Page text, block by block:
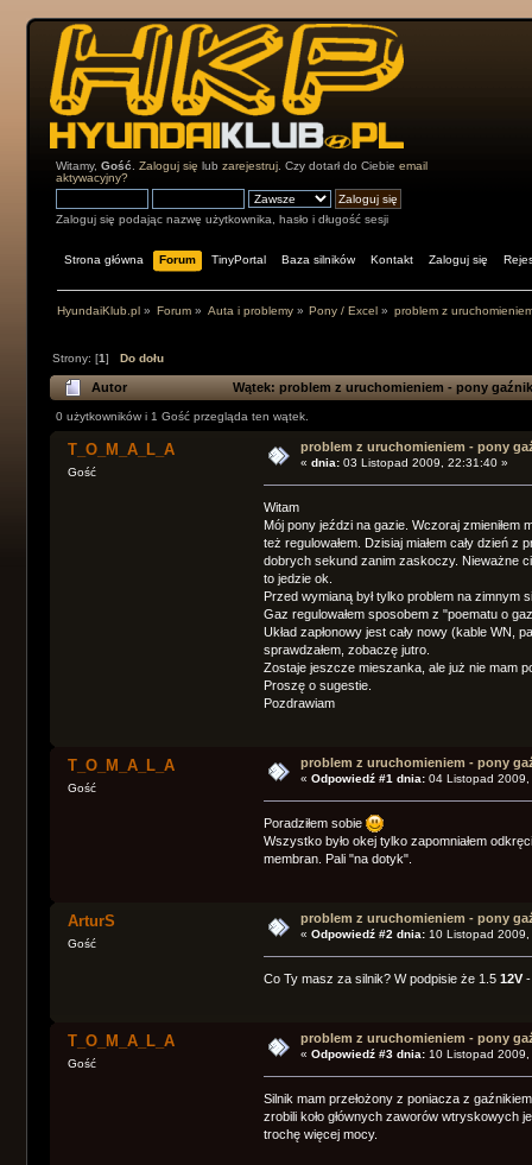
Witamy,Gość .Zaloguj się lubzarejestruj . Czy dotarł do Ciebieemail
aktywacyjny?
Zaloguj się podając nazwę użytkownika, hasło i długość sesji
Strona główna Forum TinyPortal Baza silników Kontakt Zaloguj się
HyundaiKlub.pl» Forum» Auta i problemy» Pony / Excel » problem z
Strony: [1] Do dołu
Autor Wątek: problem z uruchomieniem - pony
0 użytkowników i 1 Gość przegląda ten wątek.
T_O_M_A_L_A
Gość
problem z uruchomieniem - pony
«dnia: 03 Listopad 2009, 22:31:40 »
Witam
Mój pony jeździ na gazie. Wczoraj
też regulowałem. Dzisiaj miałem cały dzień
dobrych sekund zanim zaskoczy. Nieważne
to jedzie ok.
Przed wymianą był tylko problem na zimnym
Gaz regulowałem sposobem z "poematu o
Układ zapłonowy jest cały nowy (kable WN,
sprawdzałem, zobaczę jutro.
Zostaje jeszcze mieszanka, ale już nie mam
Proszę o sugestie.
Pozdrawiam
T_O_M_A_L_A
Gość
problem z uruchomieniem - pony
«Odpowiedź #1 dnia: 04 Listopad
Poradziłem sobie
Wszystko było okej tylko zapomniałem
membran. Pali "na dotyk".
ArturS
Gość
problem z uruchomieniem - pony
«Odpowiedź #2 dnia: 10 Listopad
Co Ty masz za silnik? W podpisie że 1.5 12V-
T_O_M_A_L_A
Gość
problem z uruchomieniem - pony
«Odpowiedź #3 dnia: 10 Listopad
Silnik mam przełożony z poniacza z
zrobili koło głównych zaworów wtryskowych
trochę więcej mocy.